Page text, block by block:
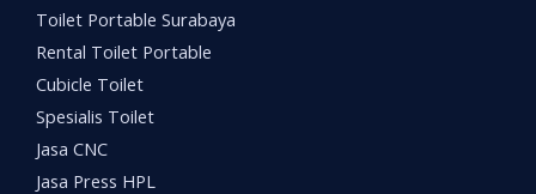
Toilet Portable Surabaya
Rental Toilet Portable
Cubicle Toilet
Spesialis Toilet
Jasa CNC
Jasa Press HPL